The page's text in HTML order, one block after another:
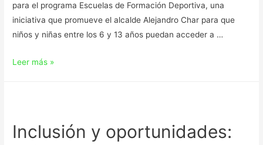
para el programa Escuelas de Formación Deportiva, una
iniciativa que promueve el alcalde Alejandro Char para que
niños y niñas entre los 6 y 13 años puedan acceder a …
Leer más »
Inclusión y oportunidades: